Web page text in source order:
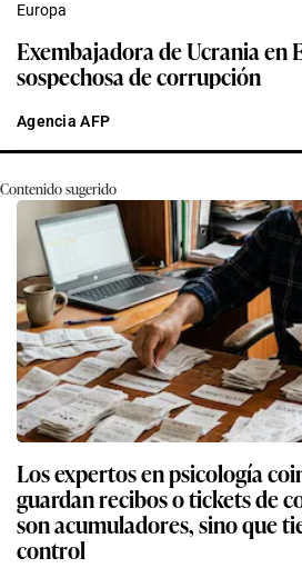
Europa
Exembajadora de Ucrania en
sospechosa de corrupción
Agencia AFP
Contenido sugerido
Los expertos en psicología
guardan recibos o tickets de
son acumuladores, sino que
control